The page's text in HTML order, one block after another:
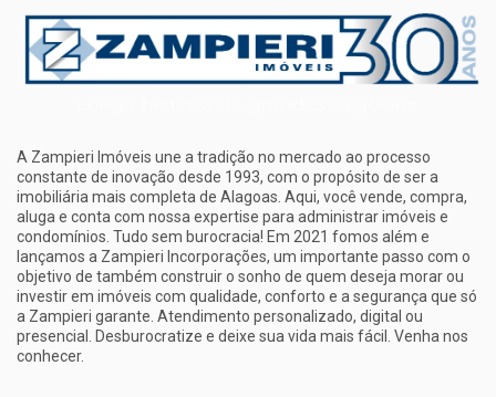
A Zampieri Imóveis une a tradição no mercado ao processo
constante de inovação desde 1993, com o propósito de ser a
imobiliária mais completa de Alagoas. Aqui, você vende, compra,
aluga e conta com nossa expertise para administrar imóveis e
condomínios. Tudo sem burocracia! Em 2021 fomos além e
lançamos a Zampieri Incorporações, um importante passo com o
objetivo de também construir o sonho de quem deseja morar ou
investir em imóveis com qualidade, conforto e a segurança que só
a Zampieri garante. Atendimento personalizado, digital ou
presencial. Desburocratize e deixe sua vida mais fácil. Venha nos
conhecer.